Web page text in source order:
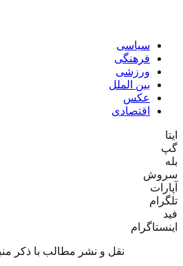
سیاسی
فرهنگی
ورزشی
بین الملل
عکس
اقتصادی
ایتا
گپ
بله
سروش
آپارات
تلگرام
فید
اینستاگرام
نقل و نشر مطالب با ذکر